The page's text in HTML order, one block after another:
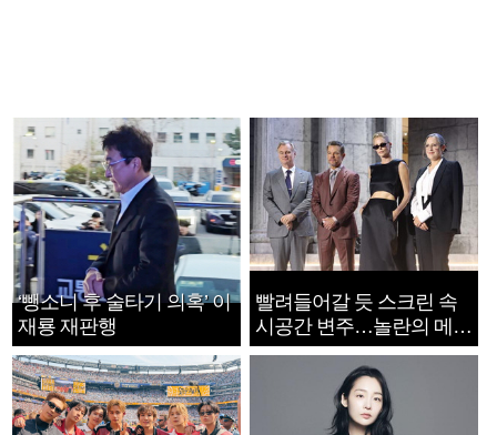
‘뺑소니 후 술타기 의혹’ 이
재룡 재판행
빨려들어갈 듯 스크린 속
시공간 변주…놀란의 메시
지는 ‘전쟁 속죄’